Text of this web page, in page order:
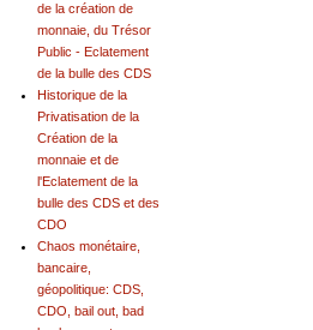
de la création de
monnaie, du Trésor
Public - Eclatement
de la bulle des CDS
Historique de la
Privatisation de la
Création de la
monnaie et de
l'Eclatement de la
bulle des CDS et des
CDO
Chaos monétaire,
bancaire,
géopolitique: CDS,
CDO, bail out, bad